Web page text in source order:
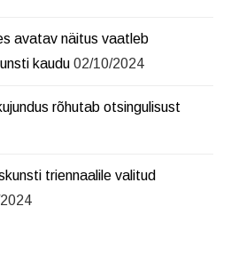
avatav näitus vaatleb
kaudu 02/10/2024
rõhutab otsingulisust
triennaalile valitud